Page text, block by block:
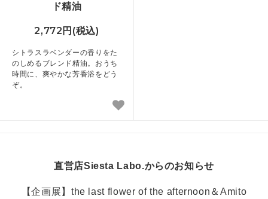
ド精油
2,772円(税込)
シトラスラベンダーの香りをた
のしめるブレンド精油。おうち
時間に、爽やかな芳香浴をどう
ぞ。
直営店Siesta Labo.からのお知らせ
【企画展】the last flower of the afternoon＆Amito